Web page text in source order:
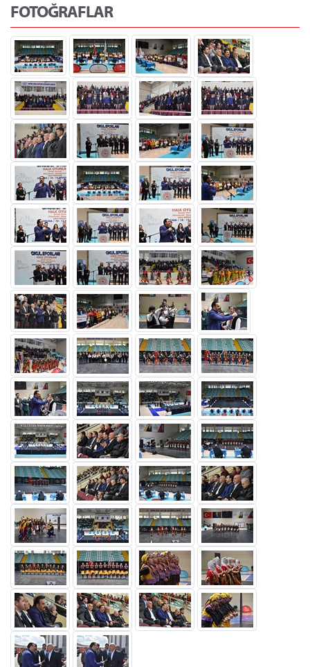
FOTOĞRAFLAR